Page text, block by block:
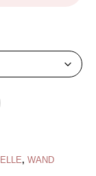
, WAND